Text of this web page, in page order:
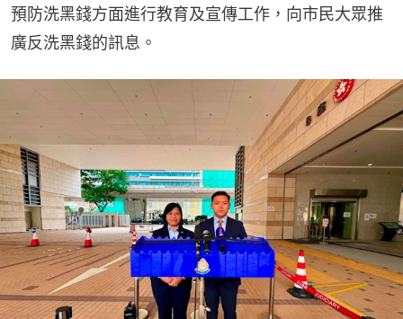
預防洗黑錢方面進行教育及宣傳工作，向市民大眾推
廣反洗黑錢的訊息。